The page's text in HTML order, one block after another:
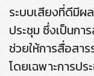
ระบบเสียงที่ดีมีผ
ประชุม ซึ่งเป็นกา
ช่วยให้การสื่อสา
โดยเฉพาะการป